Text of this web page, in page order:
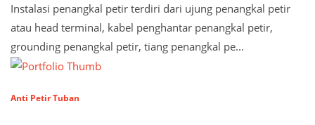
Instalasi penangkal petir terdiri dari ujung penangkal petir
atau head terminal, kabel penghantar penangkal petir,
grounding penangkal petir, tiang penangkal pe...
Anti Petir Tuban